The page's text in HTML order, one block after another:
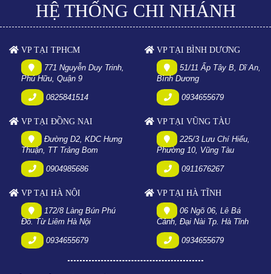
HỆ THỐNG CHI NHÁNH
VP TẠI TPHCM
771 Nguyễn Duy Trinh,
Phú Hữu, Quận 9
0825841514
VP TẠI BÌNH DƯƠNG
51/11 Ấp Tây B, Dĩ An,
Bình Dương
0934655679
VP TẠI ĐỒNG NAI
Đường D2, KDC Hưng
Thuận, TT Trảng Bom
0904985686
VP TẠI VŨNG TÀU
225/3 Lưu Chí Hiếu,
Phường 10, Vũng Tàu
0911676267
VP TẠI HÀ NỘI
172/8 Làng Bún Phú
Đô. Từ Liêm Hà Nội
0934655679
VP TẠI HÀ TĨNH
06 Ngõ 06, Lê Bá
Cảnh, Đại Nài Tp. Hà Tĩnh
0934655679